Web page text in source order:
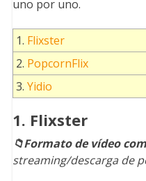
uno por uno.
1. Flixster
2. PopcornFlix
3.Yidio
1. Flixster
📁Formato de vídeo
streaming/descarga de